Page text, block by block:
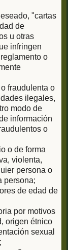
"cartas
de
u otras
infringen
o
fraudulenta o
ilegales,
modo de
información
o
o de forma
violenta,
persona o
persona;
de edad de
por motivos
origen étnico
sexual